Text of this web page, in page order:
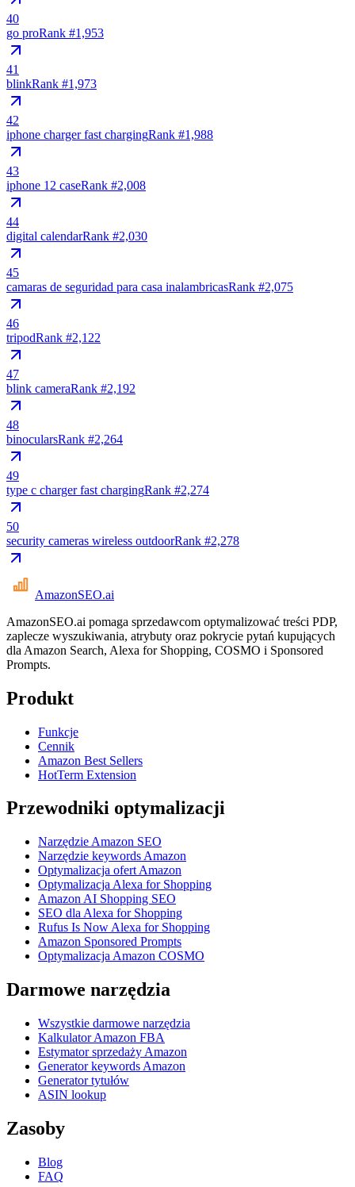
40
go proRank #1,953
41
blinkRank #1,973
42
iphone charger fast chargingRank #1,988
43
iphone 12 caseRank #2,008
44
digital calendarRank #2,030
45
camaras de seguridad para casa inalambricasRank #2,075
46
tripodRank #2,122
47
blink cameraRank #2,192
48
binocularsRank #2,264
49
type c charger fast chargingRank #2,274
50
security cameras wireless outdoorRank #2,278
AmazonSEO.ai
AmazonSEO.ai pomaga sprzedawcom optymalizować treści PDP,
zaplecze wyszukiwania, atrybuty oraz pokrycie pytań kupujących
dla Amazon Search, Alexa for Shopping, COSMO i Sponsored
Prompts.
Produkt
Funkcje
Cennik
Amazon Best Sellers
HotTerm Extension
Przewodniki optymalizacji
Narzędzie Amazon SEO
Narzędzie keywords Amazon
Optymalizacja ofert Amazon
Optymalizacja Alexa for Shopping
Amazon AI Shopping SEO
SEO dla Alexa for Shopping
Rufus Is Now Alexa for Shopping
Amazon Sponsored Prompts
Optymalizacja Amazon COSMO
Darmowe narzędzia
Wszystkie darmowe narzędzia
Kalkulator Amazon FBA
Estymator sprzedaży Amazon
Generator keywords Amazon
Generator tytułów
ASIN lookup
Zasoby
Blog
FAQ